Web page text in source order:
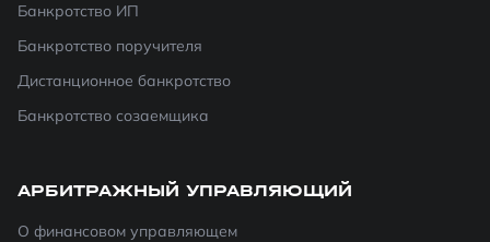
Банкротство ИП
Банкротство поручителя
Дистанционное банкротство
Банкротство созаемщика
АРБИТРАЖНЫЙ УПРАВЛЯЮЩИЙ
О финансовом управляющем